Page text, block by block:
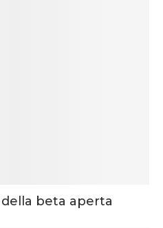
beta aperta